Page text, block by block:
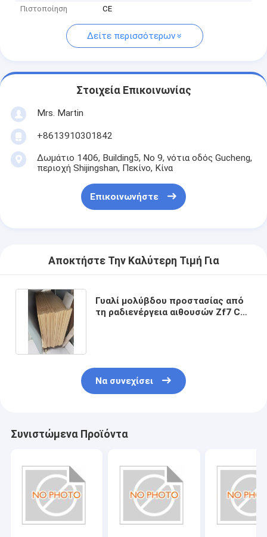
Πιστοποίηση
CE
Δείτε περισσότερων
Στοιχεία Επικοινωνίας
Mrs. Martin
+8613910301842
Δωμάτιο 1406, Building5, Νο 9, νότια οδός Gucheng,
περιοχή Shijingshan, Πεκίνο, Κίνα
Επικοινωνήστε
Αποκτήστε Την Καλύτερη Τιμή Για
Γυαλί μολύβδου προστασίας από
τη ραδιενέργεια αιθουσών Zf7 CT
Να συνεχίσει
Συνιστώμενα Προϊόντα